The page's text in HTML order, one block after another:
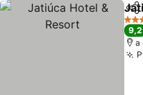
5
9,2
a